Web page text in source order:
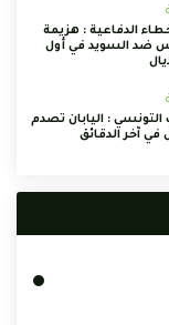
الدفاعية : هزيمة
ضد السويد في أول
: اليابان تصدم
في آخر الدقائق